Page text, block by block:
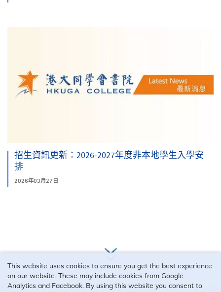
招生資訊更新：2026-2027年度非本地學生入學安
排
2026年03月27日
更多
This website uses cookies to ensure you get the best experience
on our website. These may include cookies from Google
Analytics and Facebook. By using this website you consent to